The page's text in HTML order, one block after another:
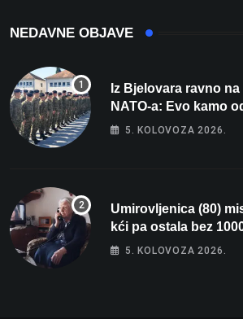
NEDAVNE OBJAVE
Iz Bjelovara ravno
NATO-a: Evo kamo
vojnika i 6 vojnikinja
5. KOLOVOZA 2026.
Umirovljenica (80)
kći pa ostala bez
5. KOLOVOZA 2026.